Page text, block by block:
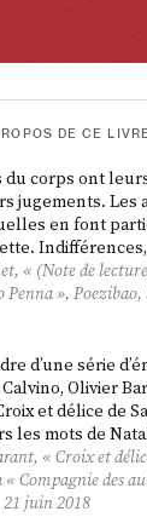
DE CE
du corps ont
jugements. Les
en font
« (Note de
Penna »,Poezibao,
d’une série
Olivier
et délice de
les mots de
«Croix et
Compagnie des
juin 2018